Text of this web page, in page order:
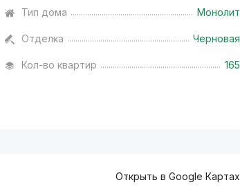
Тип дома Монолит
Отделка Черновая
Кол-во квартир 165
Открыть в Google Картах